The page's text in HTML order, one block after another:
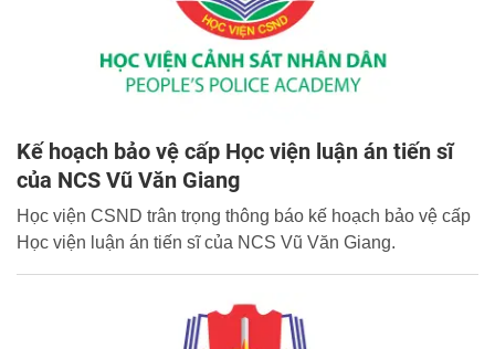
Kế hoạch bảo vệ cấp Học viện luận án tiến sĩ
của NCS Vũ Văn Giang
Học viện CSND trân trọng thông báo kế hoạch bảo vệ cấp
Học viện luận án tiến sĩ của NCS Vũ Văn Giang.